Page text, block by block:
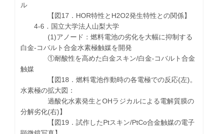
ル
【図17．HOR特性とH2O2発生特性との関係】
4-6．国立大学法人山梨大学
(1)アノード：燃料電池の劣化を大幅に抑制する
白金-コバルト合金水素極触媒を開発
①耐酸性を高めた白金スキン/白金-コバルト合金
触媒
【図18．燃料電池作動時の各電極での反応(左)。
水素極の拡大図：
過酸化水素発生とOHラジカルによる電解質膜の
分解劣化(右)】
【図19．試作したPtスキン/PtCo合金触媒の電子